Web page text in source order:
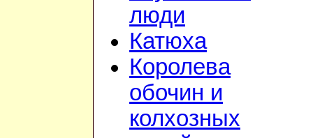
люди
Катюха
Королева
обочин и
колхозных